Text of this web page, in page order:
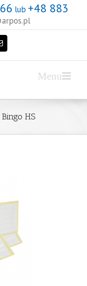
lub +48 883
Email
HS